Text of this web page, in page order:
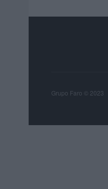
Grupo Faro © 2023